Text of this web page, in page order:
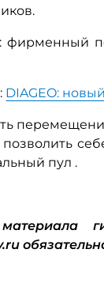
фирменный
DIAGEO:
пул .